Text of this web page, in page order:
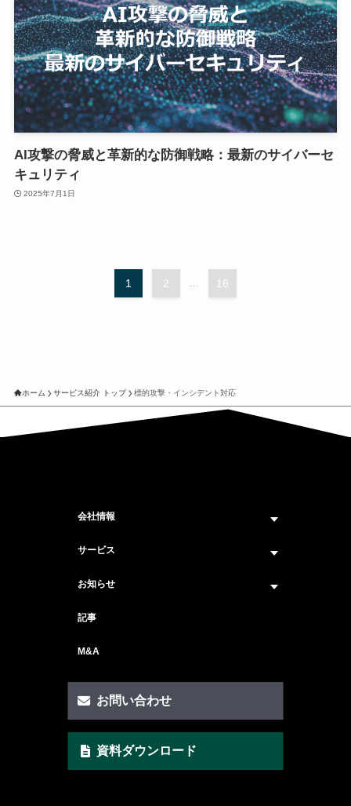
AI攻撃の脅威と革新的な防御戦略：最新のサイバーセ
キュリティ
2025年7月1日
1 2 16
ホーム サービス紹介 トップ 標的攻撃・インシデント対応
会社情報
企業情報トップ
サービス
サービス紹介 トップ
セキュリティ顧問サービス
脆弱性診断サービス
AI Securityサービス
お知らせ
ニュース トップ
記事
M&A
お問い合わせ
資料ダウンロード